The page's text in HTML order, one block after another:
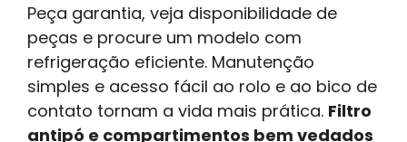
Peça garantia, veja disponibilidade de
peças e procure um modelo com
refrigeração eficiente. Manutenção
simples e acesso fácil ao rolo e ao bico de
contato tornam a vida mais prática. Filtro
antipó e compartimentos bem vedados